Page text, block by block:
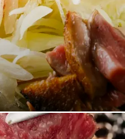
最高級A5ランクの熟成
間～10日間。お肉は産地
仕入れています。是非
い。
2分
きスタイル、鴨ラーメ